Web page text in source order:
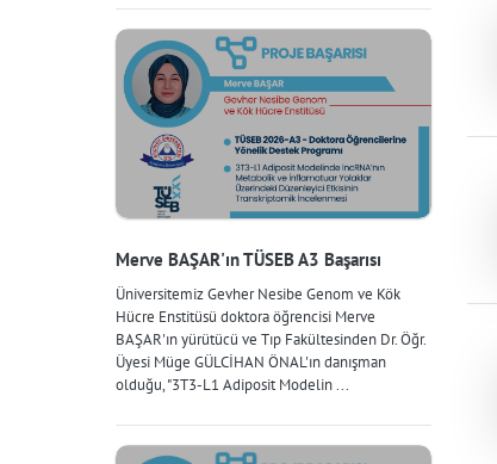
Merve BAŞAR'ın TÜSEB A3 Başarısı
Üniversitemiz Gevher Nesibe Genom ve Kök
Hücre Enstitüsü doktora öğrencisi Merve
BAŞAR'ın yürütücü ve Tıp Fakültesinden Dr. Öğr.
Üyesi Müge GÜLCİHAN ÖNAL'ın danışman
olduğu, "3T3-L1 Adiposit Modelin ...